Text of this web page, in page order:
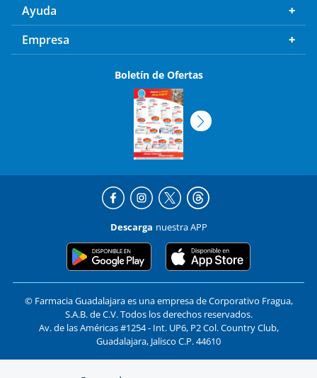
Ayuda
Empresa
Boletín de Ofertas
Descarga nuestra APP
© Farmacia Guadalajara es una empresa de Corporativo Fragua,
S.A.B. de C.V. Todos los derechos reservados.
Av. de las Américas #1254 - Int. UP6, P2 Col. Country Club,
Guadalajara, Jalisco C.P. 44610